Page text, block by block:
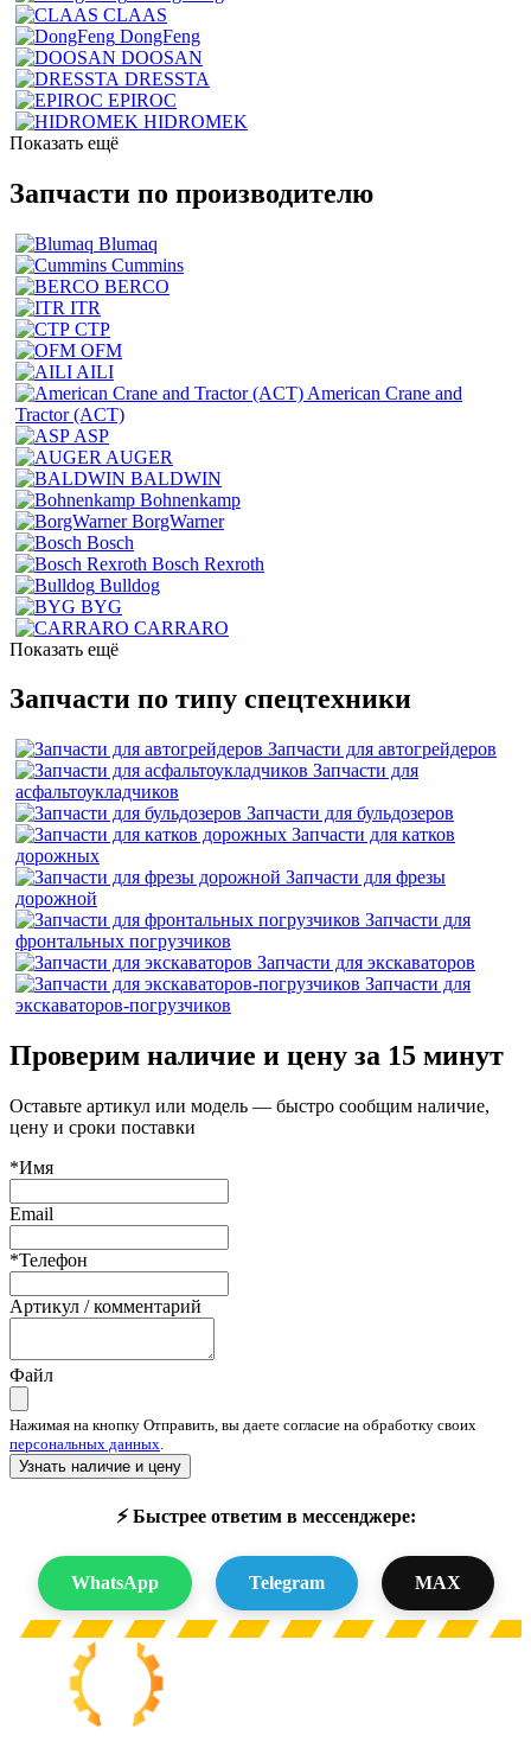
CLAAS
DongFeng
DOOSAN
DRESSTA
EPIROC
HIDROMEK
Показать ещё
Запчасти по производителю
Blumaq
Cummins
BERCO
ITR
CTP
OFM
AILI
American Crane and
Tractor (ACT)
ASP
AUGER
BALDWIN
Bohnenkamp
BorgWarner
Bosch
Bosch Rexroth
Bulldog
BYG
CARRARO
Показать ещё
Запчасти по типу спецтехники
Запчасти для автогрейдеров
Запчасти для
асфальтоукладчиков
Запчасти для бульдозеров
Запчасти для катков
дорожных
Запчасти для фрезы
дорожной
Запчасти для
фронтальных погрузчиков
Запчасти для экскаваторов
Запчасти для
экскаваторов-погрузчиков
Проверим наличие и цену за 15 минут
Оставьте артикул или модель — быстро сообщим наличие,
цену и сроки поставки
*Имя
Email
*Телефон
Артикул / комментарий
Файл
Нажимая на кнопку Отправить, вы даете согласие на обработку своих
персональных данных.
Узнать наличие и цену
⚡ Быстрее ответим в мессенджере:
WhatsApp Telegram MAX